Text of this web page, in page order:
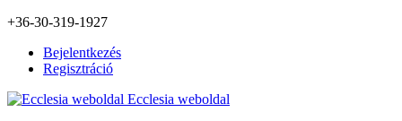
+36-30-319-1927
Bejelentkezés
Regisztráció
Ecclesia weboldal